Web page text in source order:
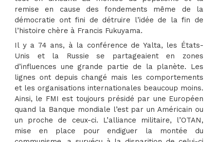
remise en cause des fondements même de la
démocratie ont fini de détruire l’idée de la fin de
l’histoire chère à Francis Fukuyama.
Il y a 74 ans, à la conférence de Yalta, les États-
Unis et la Russie se partageaient en zones
d’influences une grande partie de la planète. Les
lignes ont depuis changé mais les comportements
et les organisations internationales beaucoup moins.
Ainsi, le FMI est toujours présidé par une Européen
quand la Banque mondiale l’est par un Américain ou
un proche de ceux-ci. L’alliance militaire, l’OTAN,
mise en place pour endiguer la montée du